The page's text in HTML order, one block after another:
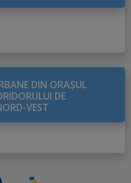
DIN ORAŞUL
DE
VEST